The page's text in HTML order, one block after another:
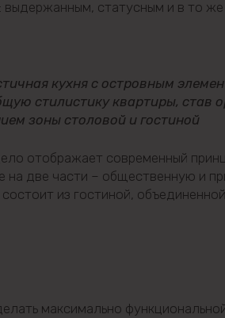
выдержанным, статусным и в то
кухня с островным
стилистику квартиры, став
зоны столовой и гостиной
отображает современный
на две части – общественную и
из гостиной,
максимально